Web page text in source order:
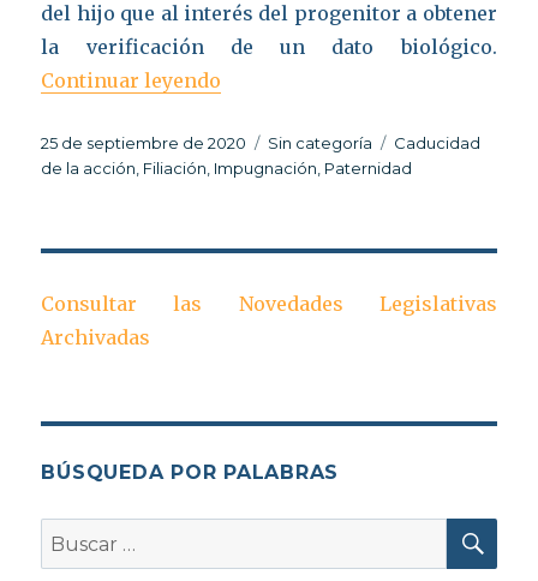
del hijo que al interés del progenitor a obtener
la verificación de un dato biológico.
Continuar leyendo
Publicado
el
25 de septiembre de 2020 Categorías
Sin categoría Etiquetas
Caducidad
de la acción Filiación Impugnación Paternidad
Consultar las Novedades Legislativas
Archivadas
BÚSQUEDA POR PALABRAS
Buscar
por: